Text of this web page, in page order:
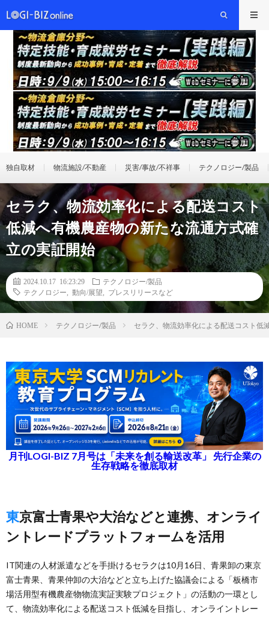
独自取材 物流施設/不動産 災害/事故/不祥事 テクノロジー/製品
セラク、物流効率化による配送コスト
低減へ有機農産物の新たな流通方式確
立の実証開始
2024.10.17 16:23:29
テクノロジー/製品
テクノロジー
動向/展望 プレスリリースなど
HOME テクノロジー/製品 セラク、物流効率化による配送コスト低
月刊LOGI-BIZ 7月号は「未来を創る輸送改革」 先行企業の
生存戦略を徹底取材
東京富士青果や大治などと連携、オンライ
ントレードプラットフォームを活用
IT関連の人材派遣などを手掛けるセラクは10月16日、青果卸の東京
富士青果、青果仲卸の大治などと立ち上げた協議会による「板橋市
場活用型有機農産物物流実証実験プロジェクト」の活動の一環とし
て、物流効率化による配送コスト低減を目指し、オンライントレー